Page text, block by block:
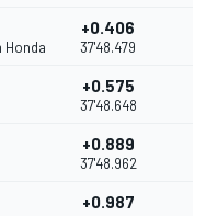
Honda
+0.406
37'48.479
+0.575
37'48.648
+0.889
37'48.962
+0.987